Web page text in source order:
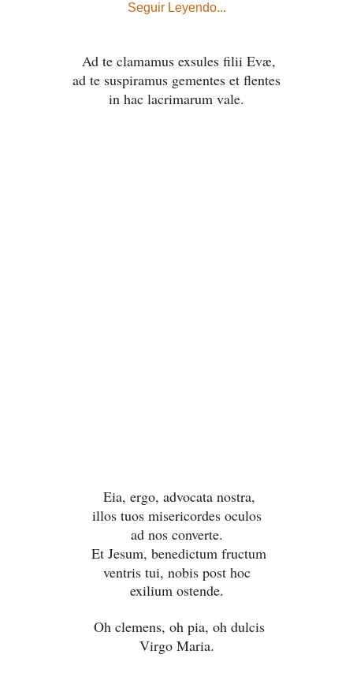
Seguir Leyendo...
Ad te clamamus exsules filii Evæ,
ad te suspiramus gementes et flentes
in hac lacrimarum vale.
Eia, ergo, advocata nostra,
illos tuos misericordes oculos
ad nos converte.
Et Jesum, benedictum fructum
ventris tui, nobis post hoc
exilium ostende.
Oh clemens, oh pia, oh dulcis
Virgo Maria.